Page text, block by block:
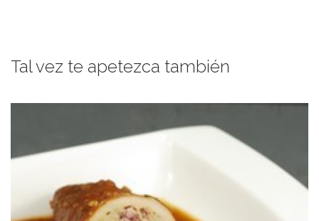
Tal vez te apetezca también